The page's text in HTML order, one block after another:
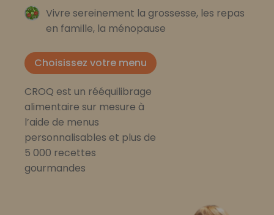
Vivre sereinement la grossesse, les repas
en famille, la ménopause
Choisissez votre menu
CROQ est un rééquilibrage
alimentaire sur mesure à
l’aide de menus
personnalisables et plus de
5 000 recettes
gourmandes